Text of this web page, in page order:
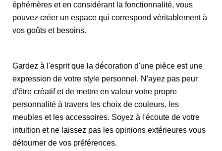
éphémères et en considérant la fonctionnalité, vous
pouvez créer un espace qui correspond véritablement à
vos goûts et besoins.
Gardez à l'esprit que la décoration d'une pièce est une
expression de votre style personnel. N'ayez pas peur
d'être créatif et de mettre en valeur votre propre
personnalité à travers les choix de couleurs, les
meubles et les accessoires. Soyez à l'écoute de votre
intuition et ne laissez pas les opinions extérieures vous
détourner de vos préférences.